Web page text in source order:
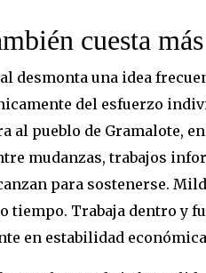
cuesta
desmonta una idea
del esfuerzo
al pueblo de Gramalote,
mudanzas, trabajos
para sostenerse.
tiempo. Trabaja dentro y
en estabilidad